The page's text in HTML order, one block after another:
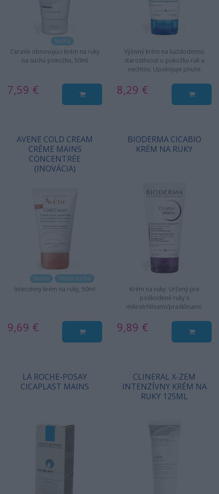
Suchá
CeraVe obnovujúci krém na ruky
na suchú pokožku, 50ml
7,59 €
Výživný krém na každodennú
starostlivosť o pokožku rúk a
nechtov. Upokojuje pnutie
obzvlášť…
8,29 €
AVENE COLD CREAM
CRÈME MAINS
CONCENTRÉE
(INOVÁCIA)
Suchá
Veľmi suchá
Intenzívny krém na ruky, 50ml
9,69 €
BIODERMA CICABIO
KRÉM NA RUKY
Krém na ruky. Určený pre
poškodené ruky s
mikrotrhlinami/prasklinami.
Rýchlo sa vstrebáva.…
9,89 €
LA ROCHE-POSAY
CICAPLAST MAINS
CLINERAL X-ZEM
INTENZÍVNY KRÉM NA
RUKY 125ML